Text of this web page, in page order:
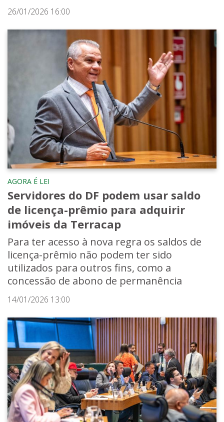
26/01/2026 16:00
AGORA É LEI
Servidores do DF podem usar saldo
de licença-prêmio para adquirir
imóveis da Terracap
Para ter acesso à nova regra os saldos de
licença-prêmio não podem ter sido
utilizados para outros fins, como a
concessão de abono de permanência
14/01/2026 13:00